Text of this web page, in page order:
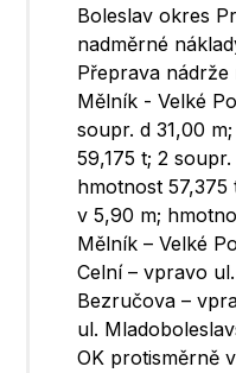
Boleslav okres
nadměrné
Přeprava
Mělník - Velké
soupr. d 31,00
59,175 t; 2
hmotnost 57,375
v 5,90 m;
Mělník – Velké
Celní – vpravo
Bezručova –
ul.
OK protisměrně